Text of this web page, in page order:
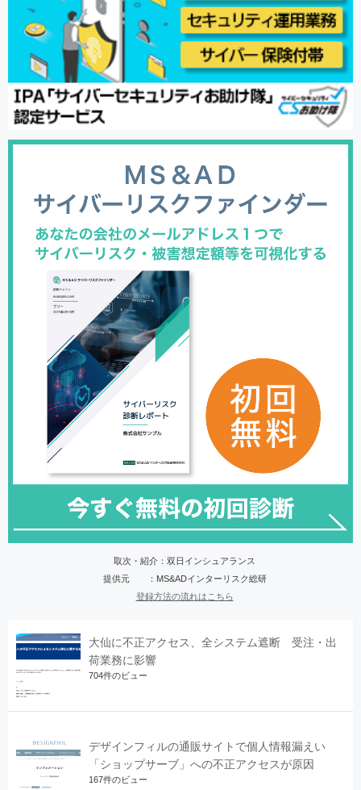
取次・紹介：双日インシュアランス
提供元 ：MS&ADインターリスク総研
登録方法の流れはこちら
大仙に不正アクセス、全システム遮断 受注・出
荷業務に影響
704件のビュー
デザインフィルの通販サイトで個人情報漏えい
「ショップサーブ」への不正アクセスが原因
167件のビュー